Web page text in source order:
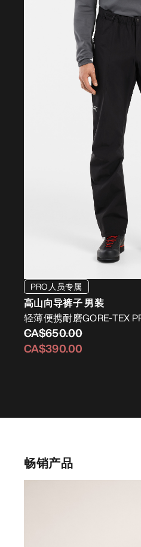
PRO人员专属
高山向导裤子 男装
轻薄便携耐磨GORE-TEX
CA$650.00
CA$390.00
畅销产品